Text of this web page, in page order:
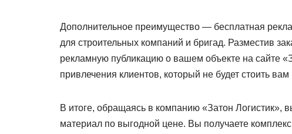
Дополнительное преимущество — бесплатная
для строительных компаний и бригад. Разместив
рекламную публикацию о вашем объекте на сайте
привлечения клиентов, который не будет стоить вам
В итоге, обращаясь в компанию «Затон Логистик»,
материал по выгодной цене. Вы получаете